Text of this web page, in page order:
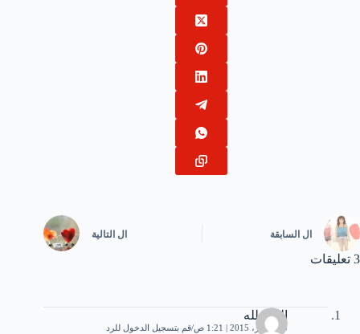
ال السابقة ال التالية
3 تعليقات
الحمدلله
20 أكتوبر، 2015 | 1:21 ص قم بتسجيل الدخول للرد